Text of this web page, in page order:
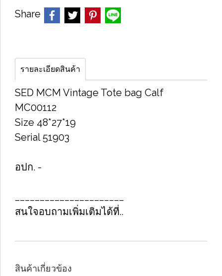
Share
รายละเอียดสินค้า
​SED M​C​M Vintage Tote bag Calf
MC00112
Size​ 48*27*19
Serial 51903
อปก. -
สนใจอบถามเพิ่มเติมได้ที่..
สินค้าเกี่ยวข้อง